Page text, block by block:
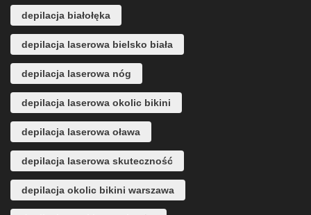
depilacja białołęka
depilacja laserowa bielsko biała
depilacja laserowa nóg
depilacja laserowa okolic bikini
depilacja laserowa oława
depilacja laserowa skuteczność
depilacja okolic bikini warszawa